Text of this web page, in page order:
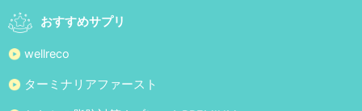
おすすめサプリ
wellreco
ターミナリアファースト